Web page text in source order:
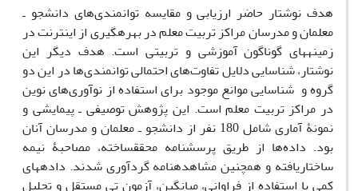
هدف نوشتار حاضر ارزیابی و مقایسه توانمندی‌های دانشجو ـ
معلمان و مدرسان مراکز تربیت معلم در بهره‏گیری از اینترنت در
زمینه‏های گوناگون آموزشی و تربیتی است. هدف دیگر این
نوشتار، شناسایی دلایل تفاوت‌های احتمالی توانمندی‌ها در این دو
گروه و شناسایی موانع موجود برای استفاده از نوآوری‌های نوین
در مراکز تربیت معلم است. این پژوهش توصیفی ـ پیمایشی و
نمونۀ آماری شامل 180 نفر از دانشجو ـ معلمان و مدرسان آنان
بود. داده‌ها از طریق پرسشنامه محقق‏ساخته، مصاحبۀ نیمه
ساختاریافته و همچنین مشاهده‏نامه گردآوری شدند. داده‏های
کمی با استفاده از فراوانی، میانگین، آزمون تی مستقل و تحلیل